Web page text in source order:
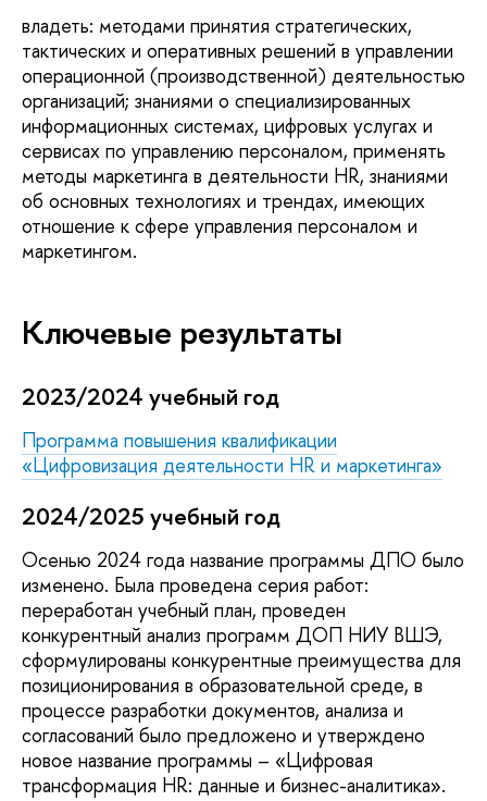
владеть: методами принятия стратегических,
тактических и оперативных решений в управлении
операционной (производственной) деятельностью
организаций; знаниями о специализированных
информационных системах, цифровых услугах и
сервисах по управлению персоналом, применять
методы маркетинга в деятельности HR, знаниями
об основных технологиях и трендах, имеющих
отношение к сфере управления персоналом и
маркетингом.
Ключевые результаты
2023/2024 учебный год
Программа повышения квалификации
«Цифровизация деятельности HR и маркетинга»
2024/2025 учебный год
Осенью 2024 года название программы ДПО было
изменено. Была проведена серия работ:
переработан учебный план, проведен
конкурентный анализ программ ДОП НИУ ВШЭ,
сформулированы конкурентные преимущества для
позиционирования в образовательной среде, в
процессе разработки документов, анализа и
согласований было предложено и утверждено
новое название программы – «Цифровая
трансформация HR: данные и бизнес-аналитика».